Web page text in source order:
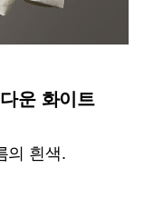
운 화이트
의 흰색.